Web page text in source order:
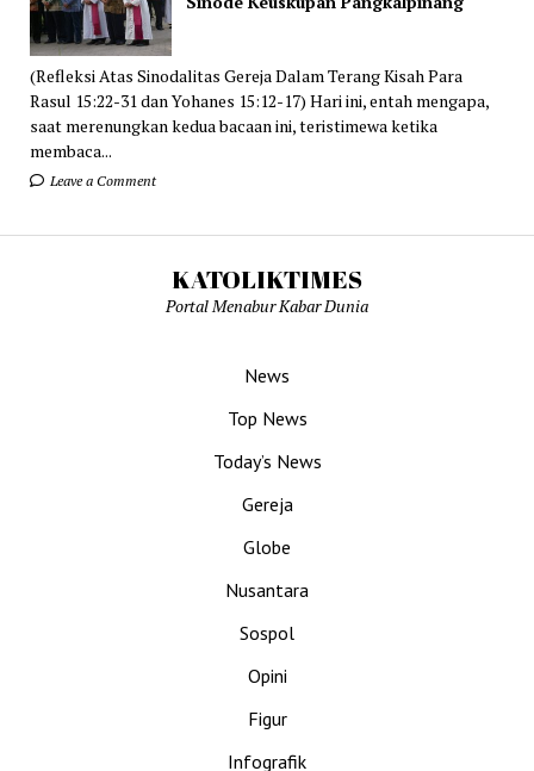
(Refleksi Atas Sinodalitas Gereja Dalam Terang Kisah Para
Rasul 15:22-31 dan Yohanes 15:12-17) Hari ini, entah mengapa,
saat merenungkan kedua bacaan ini, teristimewa ketika
membaca...
Leave a Comment
KATOLIKTIMES
Portal Menabur Kabar Dunia
News
Top News
Today’s News
Gereja
Globe
Nusantara
Sospol
Opini
Figur
Infografik